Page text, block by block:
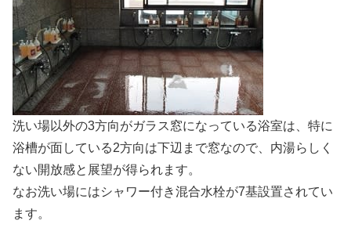
洗い場以外の3方向がガラス窓になっている浴室は、特に
浴槽が面している2方向は下辺まで窓なので、内湯らしく
ない開放感と展望が得られます。
なお洗い場にはシャワー付き混合水栓が7基設置されてい
ます。